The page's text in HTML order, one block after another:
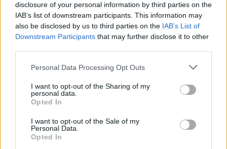
disclosure of your personal information by third parties on the
IAB’s list of downstream participants. This information may
also be disclosed by us to third parties on the IAB’s List of
Downstream Participants that may further disclose it to other
Please note that this website/app uses one or more Google
not limited to your visit or usage behaviour. You may click to
grant or deny consent to Google and its third-party tags to
use your data for below specified purposes in below Google
consent section.
Personal Data Processing Opt Outs
I want to opt-out of the Sharing of my
personal data.
Opted In
I want to opt-out of the Sale of my
Personal Data.
Opted In